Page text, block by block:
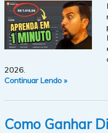
2026.
Continuar Lendo »
Como Ganhar